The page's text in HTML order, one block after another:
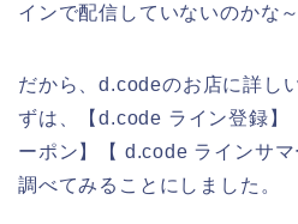
インで配信していないのかな
だから、d.codeのお店に詳し
ずは、【d.code ライン登録】
ーポン】【 d.code ラインサ
調べてみることにしました。